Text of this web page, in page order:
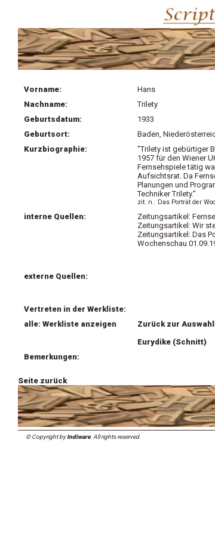
Vorname:
Hans
Nachname:
Trilety
Geburtsdatum:
1933
Geburtsort:
Baden,
Kurzbiographie:
"Trilety ist gebürtiger
1957 für den Wiener
Fernsehspiele tätig
Aufsichtsrat. Da
Planungen und
Techniker Trilety."
zit. n.: Das Porträt der
interne Quellen:
Zeitungsartikel:
Zeitungsartikel: Wir
Zeitungsartikel: Das
Wochenschau
externe Quellen:
Vertreten in der Werkliste:
alle: Werkliste anzeigen
Zurück zur
Eurydike (Schnitt)
Bemerkungen:
Seite zurück
© Copyright byIndiware. All rights reserved.